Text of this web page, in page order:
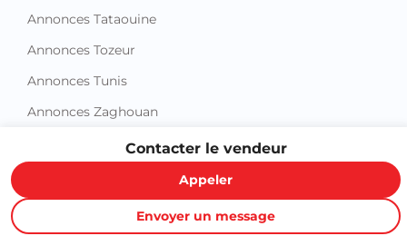
Contacter le vendeur
Appeler
Envoyer un message
Annonces Tataouine
Annonces Tozeur
Annonces Tunis
Annonces Zaghouan